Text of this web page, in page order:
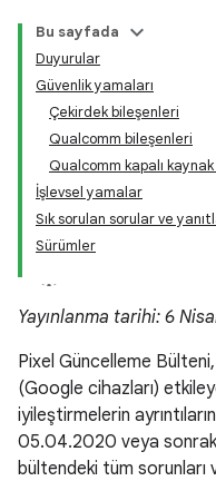
Bu sayfada
Duyurular
Güvenlik yamaları
Çekirdek bileşenleri
Qualcomm bileşenleri
Qualcomm kapalı
İşlevsel yamalar
Sık sorulan sorular ve
Sürümler
Yayınlanma tarihi: 6
Pixel Güncelleme Bülteni,
(Google cihazları)
iyileştirmelerin
05.04.2020 veya
bültendeki tüm